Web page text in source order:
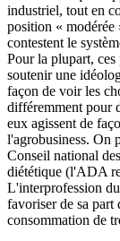
industriel, tout en
position « modérée
contestent le
Pour la plupart, ces
soutenir une
façon de voir les
différemment pour
eux agissent de
l'agrobusiness. On
Conseil national
diététique (l'ADA
L'interprofession
favoriser de sa part
consommation de